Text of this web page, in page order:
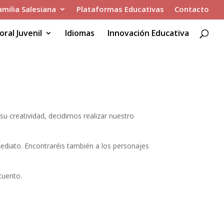
Salesiana Plataformas Educativas Contacto
Juvenil Idiomas Innovación Educativa
creatividad, decidimos realizar nuestro
Encontraréis también a los personajes